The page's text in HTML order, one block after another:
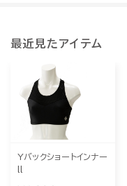
最近見たアイテム
Yバックショートインナー